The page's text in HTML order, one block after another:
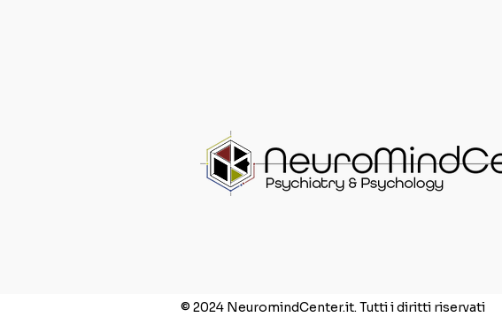
© 2024 NeuromindCenter.it. Tutti i diritti riservati